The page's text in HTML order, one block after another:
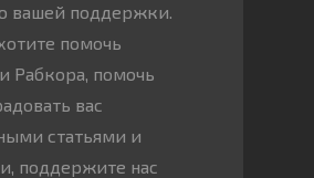
вашей поддержки.
помочь
Рабкора, помочь
вас
статьями и
поддержите нас